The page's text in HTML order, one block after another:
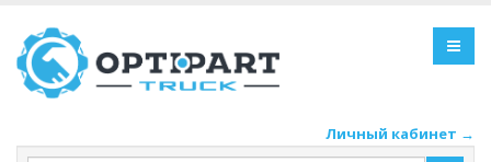
Личный кабинет →